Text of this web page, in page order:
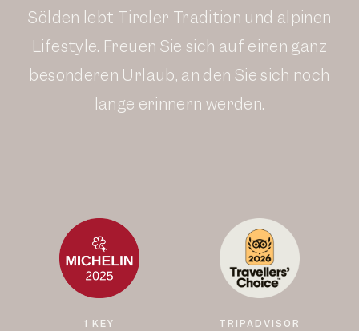
Sölden lebt Tiroler Tradition und alpinen
Lifestyle. Freuen Sie sich auf einen ganz
besonderen Urlaub, an den Sie sich noch
lange erinnern werden.
1 KEY
TRIPADVISOR